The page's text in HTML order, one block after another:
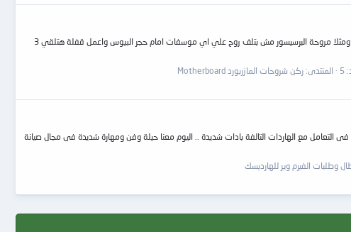
السلام عليكم ورحمة الله وبركاته بدون كلام كتير وبدون تسخين وبدون شحن بيوس وتحرق البوردة بتعتك وبتعت غيرك عندك بوردة hp اي موديل قطع بور والبور شغال ومثلا مروحة البرسيسور مش بتلف روح علي اي موسفات امام حجر البيوس واعمل قفلة هتلقي 3
المنتدى: ركن شروحات المازربورد Motherboard
التعامل مع الهاردات التالفة بادات شديدة .. اليوم معنا حيلة وفن ومهارة شديدة فى مجال صيانة
وطلبات الفيرم وير للهارديسك